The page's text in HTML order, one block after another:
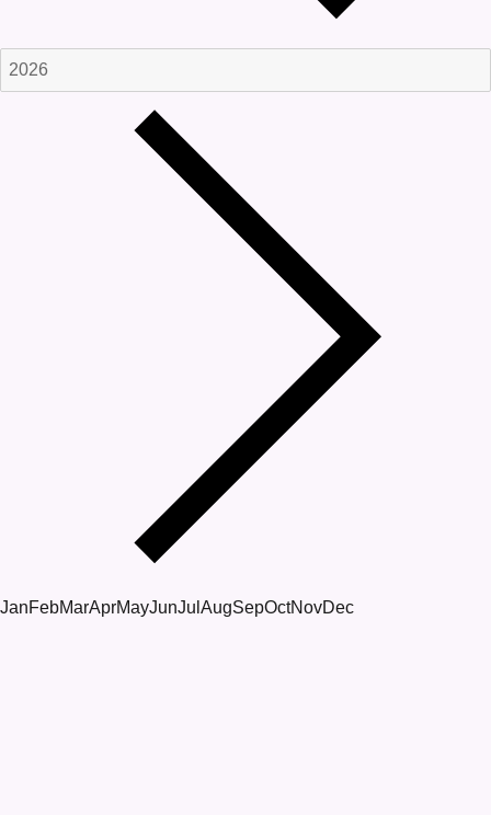
JanFebMarAprMayJunJul AugSepOctNovDec